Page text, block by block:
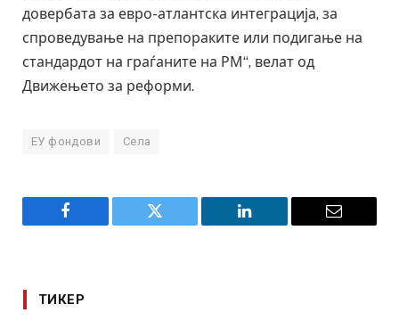
довербата за евро-атлантска интеграција, за
спроведување на препораките или подигање на
стандардот на граѓаните на РМ“, велат од
Движењето за реформи.
ЕУ фондови Села
Facebook Twitter LinkedIn Email
ТИКЕР